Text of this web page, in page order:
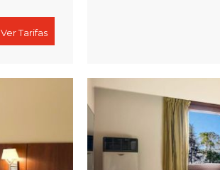
Ver Tarifas